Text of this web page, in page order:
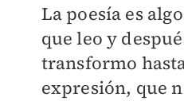
La poesía es
que leo y
transformo
expresión, que